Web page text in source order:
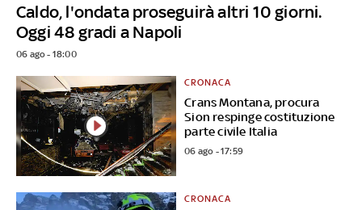
Caldo, l'ondata proseguirà altri 10 giorni.
Oggi 48 gradi a Napoli
06 ago - 18:00
Crans Montana, procura
Sion respinge costituzione
parte civile Italia
CRONACA
06 ago - 17:59
CRONACA